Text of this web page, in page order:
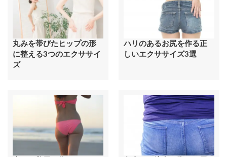
丸みを帯びたヒップの形
に整える3つのエクササイ
ズ
ハリのあるお尻を作る正
しいエクササイズ3選